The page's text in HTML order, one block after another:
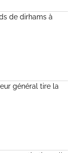
de dirhams à
général tire la